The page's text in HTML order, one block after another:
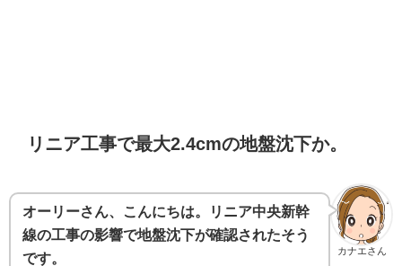
リニア工事で最大2.4cmの地盤沈下か。
カナエさん
オーリーさん、こんにちは。リニア中央新幹
線の工事の影響で地盤沈下が確認されたそう
です。